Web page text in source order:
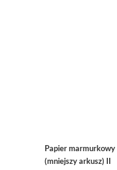
Papier
(mniejszy arkusz) II